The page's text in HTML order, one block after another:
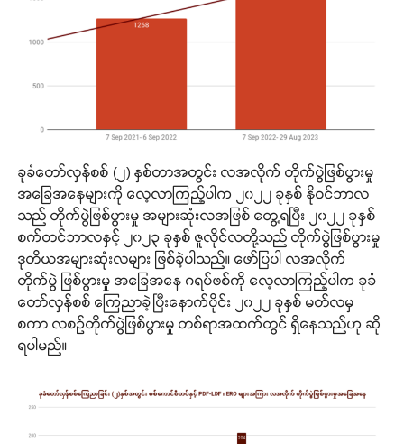
ခုခံတော်လှန်စစ် (၂) နှစ်တာအတွင်း လအလိုက် တိုက်ပွဲဖြစ်ပွားမှု
အခြေအနေများကို လေ့လာကြည့်ပါက ၂၀၂၂ ခုနှစ် နိုဝင်ဘာလ
သည် တိုက်ပွဲဖြစ်ပွားမှု အများဆုံးလအဖြစ် တွေ့ရပြီး ၂၀၂၂ ခုနှစ်
စက်တင်ဘာလနှင့် ၂၀၂၃ ခုနှစ် ဇူလိုင်လတို့သည် တိုက်ပွဲဖြစ်ပွားမှု
ဒုတိယအများဆုံးလများ ဖြစ်ခဲ့ပါသည်။ ဖော်ပြပါ လအလိုက်
တိုက်ပွဲ ဖြစ်ပွားမှု အခြေအနေ ဂရပ်ဖစ်ကို လေ့လာကြည့်ပါက ခုခံ
တော်လှန်စစ် ကြေညာခဲ့ပြီးနောက်ပိုင်း ၂၀၂၂ ခုနှစ် မတ်လမှ
စကာ လစဉ်တိုက်ပွဲဖြစ်ပွားမှု တစ်ရာအထက်တွင် ရှိနေသည်ဟု ဆို
ရပါမည်။